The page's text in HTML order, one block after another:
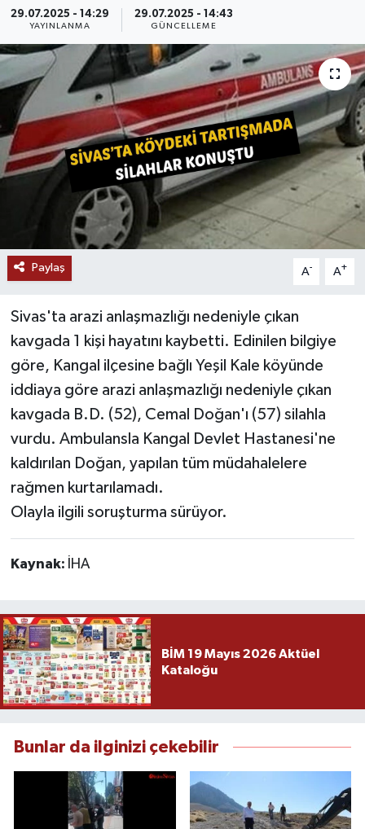
29.07.2025 - 14:29
YAYINLANMA
29.07.2025 - 14:43
GÜNCELLEME
Paylaş A- A+
Sivas'ta arazi anlaşmazlığı nedeniyle çıkan
kavgada 1 kişi hayatını kaybetti. Edinilen bilgiye
göre, Kangal ilçesine bağlı Yeşil Kale köyünde
iddiaya göre arazi anlaşmazlığı nedeniyle çıkan
kavgada B.D. (52), Cemal Doğan'ı (57) silahla
vurdu. Ambulansla Kangal Devlet Hastanesi'ne
kaldırılan Doğan, yapılan tüm müdahalelere
rağmen kurtarılamadı.
Olayla ilgili soruşturma sürüyor.
Kaynak: İHA
BİM 19 Mayıs 2026 Aktüel
Kataloğu
Bunlar da ilginizi çekebilir
MAGAZİN
ÖZEL HABER
RESMİ İLANLAR
SAĞLIK
SİYASET
SOSYAL YARDIMLAR
SPONSORLU YAZI
SPOR
TEKNOLOJİ
YAŞAM